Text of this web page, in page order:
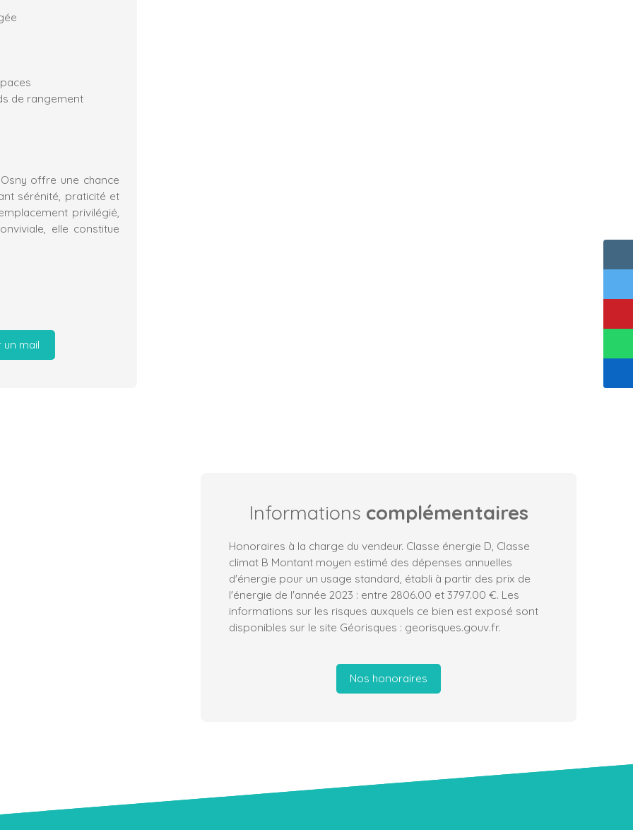
de rangement
offre une chance
sérénité, praticité et
privilégié,
elle constitue
un mail
Informations complémentaires
Honoraires à la charge du vendeur. Classe énergie D, Classe
climat B Montant moyen estimé des dépenses annuelles
d'énergie pour un usage standard, établi à partir des prix de
l'énergie de l'année 2023 : entre 2806.00 et 3797.00 €. Les
informations sur les risques auxquels ce bien est exposé sont
disponibles sur le site Géorisques : georisques.gouv.fr.
Nos honoraires